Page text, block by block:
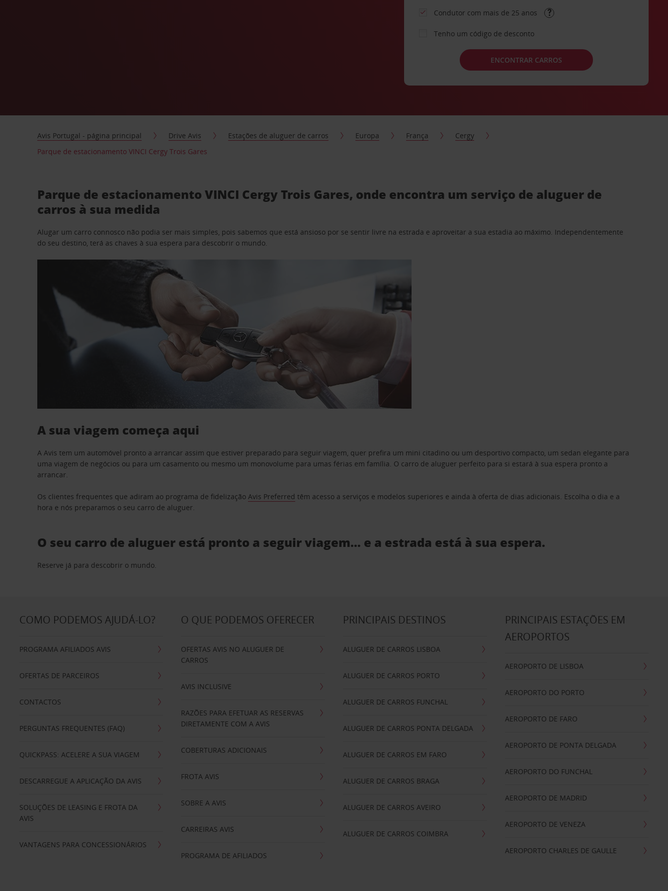
Condutor com mais de 25 anos
Tenho um código de desconto
ENCONTRAR CARROS
Avis Portugal - página principal Drive Avis Estações de aluguer de carros Europa França
Cergy
Parque de estacionamento VINCI Cergy Trois Gares
Parque de estacionamento VINCI Cergy Trois Gares, onde encontra um serviço de aluguer de
carros à sua medida
Alugar um carro connosco não podia ser mais simples, pois sabemos que está ansioso por se sentir livre na estrada e aproveitar a sua estadia ao máximo. Independentemente
do seu destino, terá as chaves à sua espera para descobrir o mundo.
A sua viagem começa aqui
A Avis tem um automóvel pronto a arrancar assim que estiver preparado para seguir viagem, quer prefira um mini citadino ou um desportivo compacto, um sedan elegante para
uma viagem de negócios ou para um casamento ou mesmo um monovolume para umas férias em família. O carro de aluguer perfeito para si estará à sua espera pronto a
arrancar.
Os clientes frequentes que adiram ao programa de fidelizaçãoAvis Preferred têm acesso a serviços e modelos superiores e ainda à oferta de dias adicionais. Escolha o dia e a
hora e nós preparamos o seu carro de aluguer.
O seu carro de aluguer está pronto a seguir viagem… e a estrada está à sua espera.
Reserve já para descobrir o mundo.
COMO PODEMOS AJUDÁ-LO?
PROGRAMA AFILIADOS AVIS
OFERTAS DE PARCEIROS
CONTACTOS
PERGUNTAS FREQUENTES (FAQ)
QUICKPASS: ACELERE A SUA VIAGEM
DESCARREGUE A APLICAÇÃO DA AVIS
SOLUÇÕES DE LEASING E FROTA DA
AVIS
VANTAGENS PARA CONCESSIONÁRIOS
O QUE PODEMOS OFERECER
OFERTAS AVIS NO ALUGUER DE
CARROS
AVIS INCLUSIVE
RAZÕES PARA EFETUAR AS RESERVAS
DIRETAMENTE COM A AVIS
COBERTURAS ADICIONAIS
FROTA AVIS
SOBRE A AVIS
CARREIRAS AVIS
PROGRAMA DE AFILIADOS
PRINCIPAIS DESTINOS
ALUGUER DE CARROS LISBOA
ALUGUER DE CARROS PORTO
ALUGUER DE CARROS FUNCHAL
ALUGUER DE CARROS PONTA DELGADA
ALUGUER DE CARROS EM FARO
ALUGUER DE CARROS BRAGA
ALUGUER DE CARROS AVEIRO
ALUGUER DE CARROS COIMBRA
PRINCIPAIS ESTAÇÕES EM
AEROPORTOS
AEROPORTO DE LISBOA
AEROPORTO DO PORTO
AEROPORTO DE FARO
AEROPORTO DE PONTA DELGADA
AEROPORTO DO FUNCHAL
AEROPORTO DE MADRID
AEROPORTO DE VENEZA
AEROPORTO CHARLES DE GAULLE